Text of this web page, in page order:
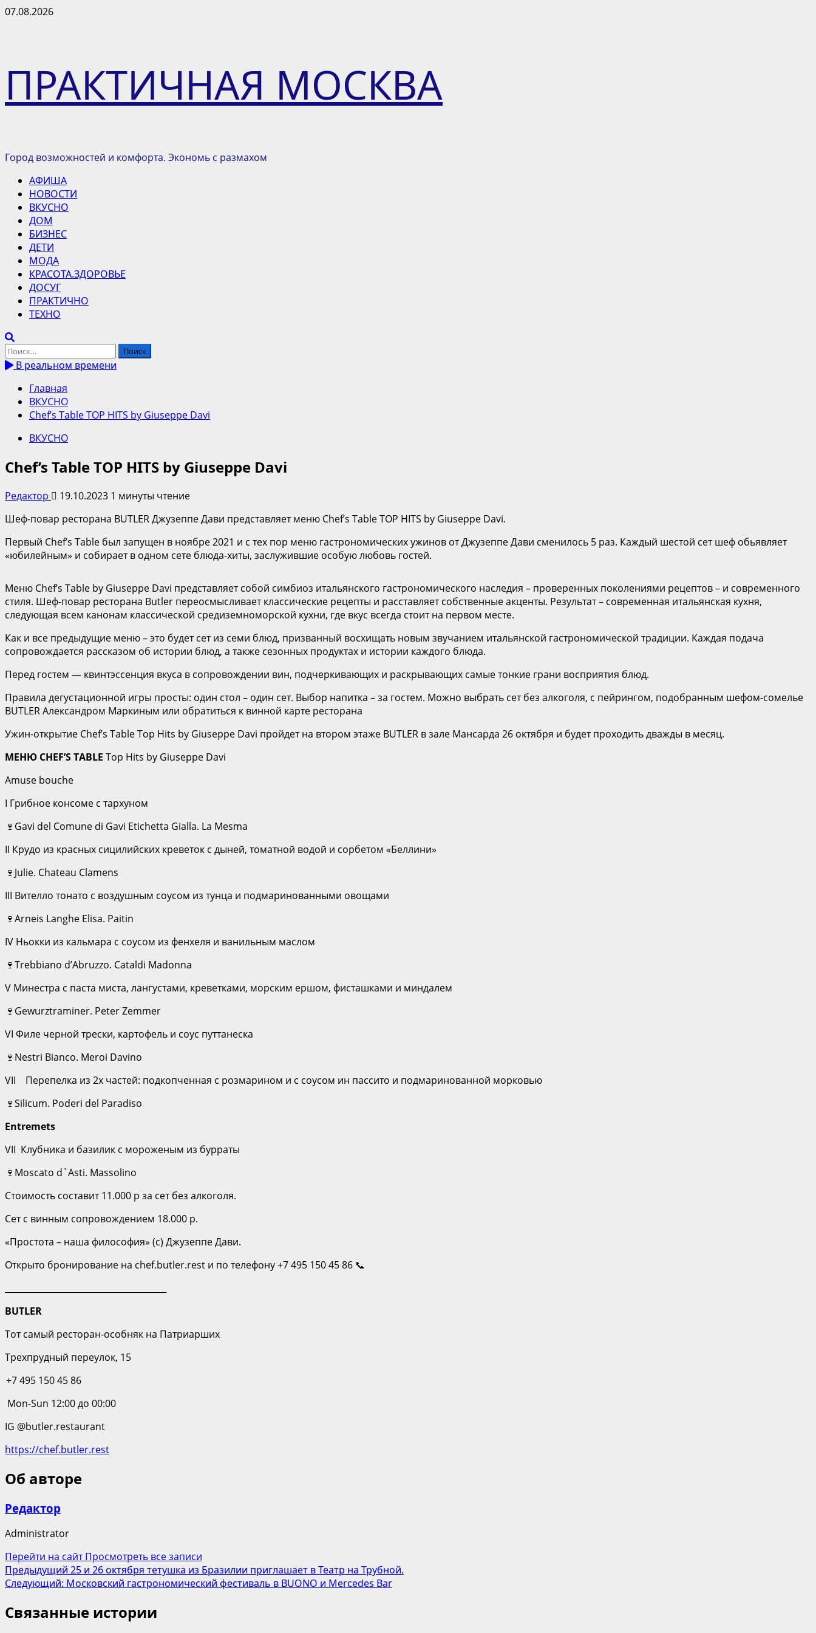
Перейти
07.08.2026
ПРАКТИЧНАЯ МОСКВА
Город возможностей и комфорта. Экономь с размахом
Основное
меню
АФИША
НОВОСТИ
ВКУСНО
ДОМ
БИЗНЕС
ДЕТИ
МОДА
КРАСОТА.ЗДОРОВЬЕ
ДОСУГ
ПРАКТИЧНО
ТЕХНО
Найти:
В реальном времени
Главная
ВКУСНО
Chef’s Table TOP HITS by Giuseppe Davi
ВКУСНО
Chef’s Table TOP HITS by Giuseppe Davi
Редактор 19.10.2023 1 минуты чтение
Шеф-повар ресторана BUTLER Джузеппе Дави представляет меню Chef’s Table TOP HITS by Giuseppe Davi.
Первый Chef’s Table был запущен в ноябре 2021 и с тех пор меню гастрономических ужинов от Джузеппе Дави сменилось 5 раз. Каждый шестой сет шеф обьявляет
«юбилейным» и собирает в одном сете блюда-хиты, заслужившие особую любовь гостей.
Меню Chef’s Table by Giuseppe Davi представляет собой симбиоз итальянского гастрономического наследия – проверенных поколениями рецептов – и современного
стиля. Шеф-повар ресторана Butler переосмысливает классические рецепты и расставляет собственные акценты. Результат – современная итальянская кухня,
следующая всем канонам классической средиземноморской кухни, где вкус всегда стоит на первом месте.
Как и все предыдущие меню – это будет сет из семи блюд, призванный восхищать новым звучанием итальянской гастрономической традиции. Каждая подача
сопровождается рассказом об истории блюд, а также сезонных продуктах и истории каждого блюда.
Перед гостем — квинтэссенция вкуса в сопровождении вин, подчеркивающих и раскрывающих самые тонкие грани восприятия блюд.
Правила дегустационной игры просты: один стол – один сет. Выбор напитка – за гостем. Можно выбрать сет без алкоголя, с пейрингом, подобранным шефом-сомелье
BUTLER Александром Маркиным или обратиться к винной карте ресторана
Ужин-открытие Chef’s Table Top Hits by Giuseppe Davi пройдет на втором этаже BUTLER в зале Мансарда 26 октября и будет проходить дважды в месяц.
МЕНЮ CHEF’STABLE Top Hits by Giuseppe Davi
Amuse bouche
I Грибное консоме с тархуном
🍷Gavi del Comune di Gavi Etichetta Gialla. La Mesma
II Крудо из красных сицилийских креветок с дыней, томатной водой и сорбетом «Беллини»
🍷Julie. Chateau Clamens
III Вителло тонато с воздушным соусом из тунца и подмаринованными овощами
🍷Arneis Langhe Elisa. Paitin
IV Ньокки из кальмара с соусом из фенхеля и ванильным маслом
🍷Trebbiano d’Abruzzo. Cataldi Madonna
V Минестра с паста миста, лангустами, креветками, морским ершом, фисташками и миндалем
🍷Gewurztraminer. Peter Zemmer
VI Филе черной трески, картофель и соус путтанеска
🍷Nestri Bianco. Meroi Davino
VII Перепелка из 2х частей: подкопченная с розмарином и с соусом ин пассито и подмаринованной морковью
🍷Silicum. Poderi del Paradiso
Entremets
VII Клубника и базилик с мороженым из бурраты
🍷Moscato d`Asti. Massolino
Стоимость составит 11.000 р за сет без алкоголя.
Сет с винным сопровождением 18.000 р.
«Простота – наша философия» (с) Джузеппе Дави.
Открыто бронирование на chef.butler.rest и по телефону +7 495 150 45 86 📞
BUTLER
Тот самый ресторан-особняк на Патриарших
Трехпрудный переулок, 15
+7 495 150 45 86
Mon-Sun 12:00 до 00:00
IG @butler.restaurant
https://chef.butler.rest
Об авторе
Редактор
Administrator
Перейти на сайтПросмотреть все записи
Навигация
записи
Предыдущий 25 и 26 октября тетушка из Бразилии приглашает в Театр на Трубной.
Следующий: Московский гастрономический фестиваль в BUONO и Mercedes Bar
Связанные истории